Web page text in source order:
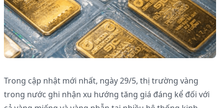
Trong cập nhật mới nhất, ngày 29/5, thị trường vàng
trong nước ghi nhận xu hướng tăng giá đáng kể đối với